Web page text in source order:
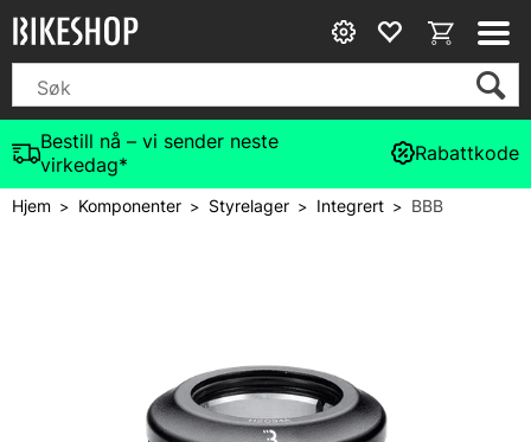
Bestill nå – vi sender neste
virkedag*
Rabattkode
Hjem> Komponenter> Styrelager> Integrert> BBB